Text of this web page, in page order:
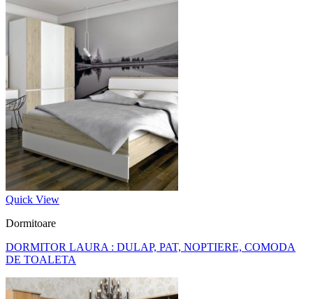
Quick View
Dormitoare
DORMITOR LAURA : DULAP, PAT, NOPTIERE, COMODA
DE TOALETA